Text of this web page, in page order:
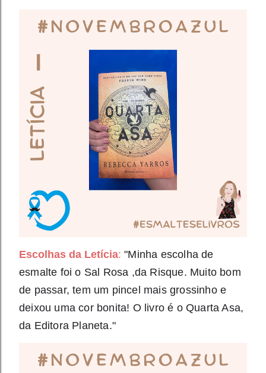
Escolhas da Letícia: "Minha escolha de
esmalte foi o Sal Rosa ,da Risque. Muito bom
de passar, tem um pincel mais grossinho e
deixou uma cor bonita! O livro é o Quarta Asa,
da Editora Planeta."